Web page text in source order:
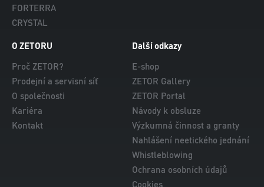
FORTERRA
CRYSTAL
O ZETORU
Proč ZETOR?
Prodejní a servisní síť
O společnosti
Kariéra
Kontakt
Další odkazy
E-shop
ZETOR Gallery
ZETOR Portal
Návody k obsluze
Výzkumná činnost a granty
Nahlášení neetického jednání
Whistleblowing
Ochrana osobních údajů
Cookies